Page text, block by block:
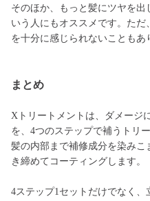
そのほか、もっと髪にツヤを出
いう人にもオススメです。た
を十分に感じられないこともあ
まとめ
Xトリートメントは、ダメージ
を、4つのステップで補うトリ
髪の内部まで補修成分を染みこ
き締めてコーティングします。
4ステップ1セットだけでなく、